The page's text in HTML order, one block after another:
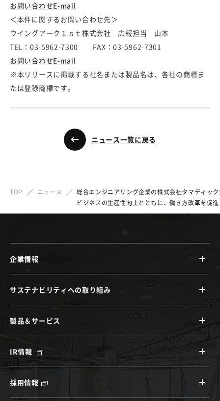
お問い合わせE-mail
＜本件に関するお問い合わせ先＞
ウイングアーク１ｓｔ株式会社 広報担当 山本
TEL：03-5962-7300 FAX：03-5962-7301
お問い合わせE-mail
※本リリースに掲載する社名または製品名は、各社の商標ま
たは登録商標です。
ニュース一覧に戻る
TOP ニュース
総合エンジニアリング企業の株式会社タマディッ
ビジネスの生産性向上とともに、働き方改革を促進
企業情報
サステナビリティへの取り組み
製品＆サービス
IR情報
採用情報